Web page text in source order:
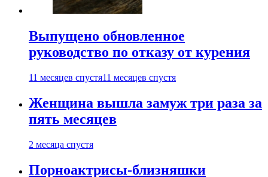
Выпущено обновленное
руководство по отказу от курения
11 месяцев спустя11 месяцев спустя
Женщина вышла замуж три раза за
пять месяцев
2 месяца спустя
Порноактрисы-близняшки